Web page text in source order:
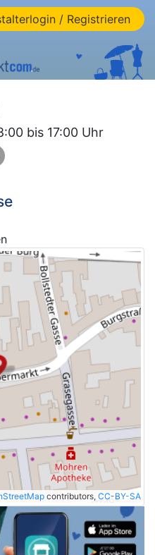
/ Registrieren
bis 17:00 Uhr
contributors, CC-BY-SA